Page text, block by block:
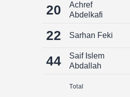
20
Achref
Abdelkafi
22 Sarhan Feki
44
Saif Islem
Abdallah
Total